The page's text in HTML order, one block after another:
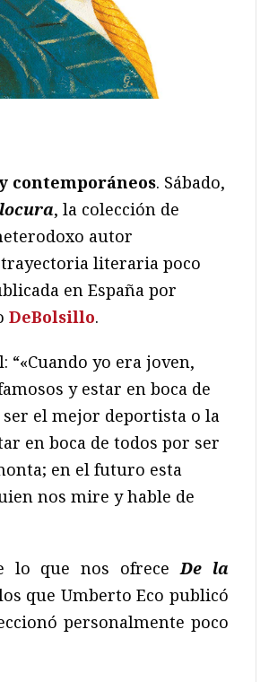
contemporáneos. Sábado,
, la colección de
autor
trayectoria literaria poco
en España por
DeBolsillo.
yo era joven,
y estar en boca de
el mejor deportista o la
en boca de todos por ser
en el futuro esta
nos mire y hable de
lo que nos ofreceDe la
que Umberto Eco publicó
personalmente poco